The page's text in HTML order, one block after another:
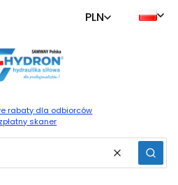
PLN
rabaty dla odbiorców
skaner
Wyczyść